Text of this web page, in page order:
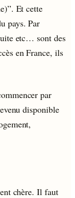
Et cette
pays. Par
etc… sont des
en France, ils
par
disponible
chère. Il faut